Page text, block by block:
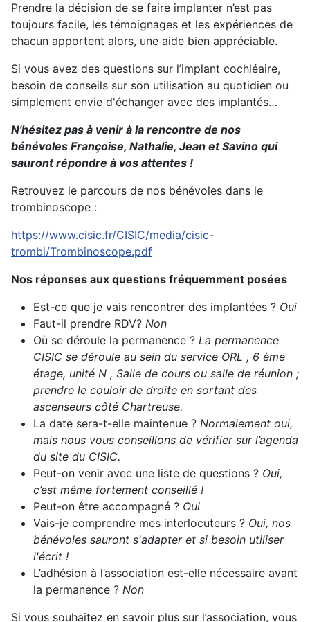
Prendre la décision de se faire implanter n’est pas
toujours facile, les témoignages et les expériences de
chacun apportent alors, une aide bien appréciable.
Si vous avez des questions sur l’implant cochléaire,
besoin de conseils sur son utilisation au quotidien ou
simplement envie d'échanger avec des implantés…
N'hésitez pas à venir à la rencontre de nos
bénévoles Françoise, Nathalie, Jean et Savino qui
sauront répondre à vos attentes !
Retrouvez le parcours de nos bénévoles dans le
trombinoscope :
https://www.cisic.fr/CISIC/media/cisic-
trombi/Trombinoscope.pdf
Nos réponses aux questions fréquemment posées
Est-ce que je vais rencontrer des implantées ? Oui
Faut-il prendre RDV? Non
Où se déroule la permanence ? La permanence
CISIC se déroule au sein du service ORL , 6 ème
étage, unité N , Salle de cours ou salle de réunion ;
prendre le couloir de droite en sortant des
ascenseurs côté Chartreuse.
La date sera-t-elle maintenue ? Normalement oui,
mais nous vous conseillons de vérifier sur l’agenda
du site du CISIC.
Peut-on venir avec une liste de questions ? Oui,
c’est même fortement conseillé !
Peut-on être accompagné ? Oui
Vais-je comprendre mes interlocuteurs ? Oui, nos
bénévoles sauront s'adapter et si besoin utiliser
l'écrit !
L’adhésion à l’association est-elle nécessaire avant
la permanence ? Non
Si vous souhaitez en savoir plus sur l’association, vous